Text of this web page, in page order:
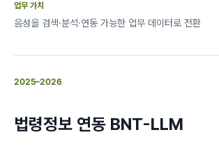
업무 가치
음성을 검색·분석·연동 가능한 업무 데이터로 전환
2025–2026
법령정보 연동 BNT-LLM